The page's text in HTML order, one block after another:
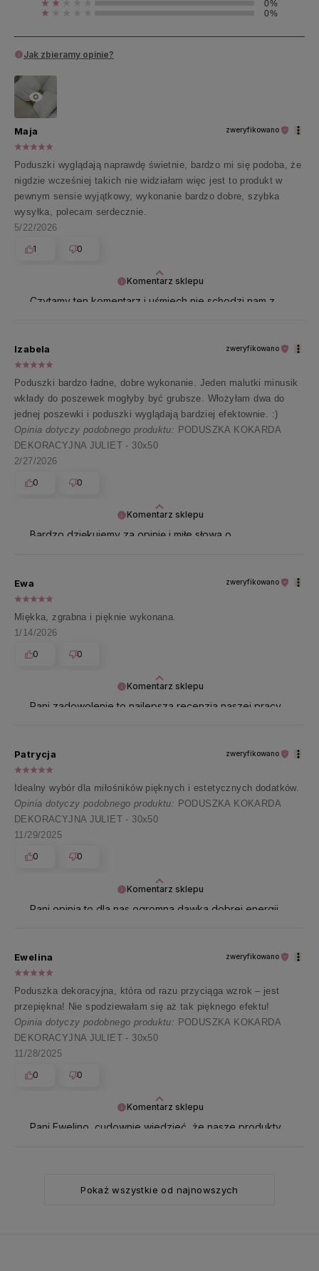
0%
0%
Jak zbieramy opinie?
Komentarz sklepu
Czytamy ten komentarz i uśmiech nie schodzi nam z
Maja zweryfikowano
Poduszki wyglądają naprawdę świetnie, bardzo mi się podoba, że
nigdzie wcześniej takich nie widziałam więc jest to produkt w
pewnym sensie wyjątkowy, wykonanie bardzo dobre, szybka
wysyłka, polecam serdecznie.
5/22/2026
1
0
Komentarz sklepu
Bardzo dziękujemy za opinię i miłe słowa o
Produkty te dobieramy tak, aby były uniwersalne i
komfortowe w codziennym użytkowaniu, a
jednocześnie dobrze układały się w poszewkach.
Rozumiemy jednak, że preferuje Pani bardziej „pełny”
efekt wizualny, dlatego Pani obserwacja jest dla nas
bardzo cenna i z pewnością weźmiemy ją pod uwagę
przy dalszych pracach nad ofertą.
Dokładamy wszelkich starań, aby nasze produkty
pozostajemy do dyspozycji i życzymy cudownego
dnia 😊
Izabela zweryfikowano
Poduszki bardzo ładne, dobre wykonanie. Jeden malutki minusik
wkłady do poszewek mogłyby być grubsze. Włożyłam dwa do
jednej poszewki i poduszki wyglądają bardziej efektownie. :)
Opinia dotyczy podobnego produktu: PODUSZKA KOKARDA
DEKORACYJNA JULIET - 30x50
2/27/2026
0
0
Komentarz sklepu
Pani zadowolenie to najlepsza recenzja naszej pracy
Ewa zweryfikowano
Miękka, zgrabna i pięknie wykonana.
1/14/2026
0
0
Komentarz sklepu
Pani opinia to dla nas ogromna dawka dobrej energii
Patrycja zweryfikowano
Idealny wybór dla miłośników pięknych i estetycznych dodatków.
Opinia dotyczy podobnego produktu: PODUSZKA KOKARDA
DEKORACYJNA JULIET - 30x50
11/29/2025
0
0
Komentarz sklepu
Pani Ewelino, cudownie wiedzieć, że nasze produkty
Ewelina zweryfikowano
Poduszka dekoracyjna, która od razu przyciąga wzrok – jest
przepiękna! Nie spodziewałam się aż tak pięknego efektu!
Opinia dotyczy podobnego produktu: PODUSZKA KOKARDA
DEKORACYJNA JULIET - 30x50
11/28/2025
0
0
Pokaż wszystkie od najnowszych